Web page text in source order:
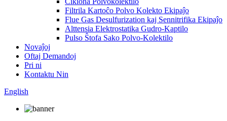
Filtrila Kartoĉo Polvo Kolekto Ekipaĵo
Flue Gas Desulfurization kaj Sennitrifika Ekipaĵo
Alttensia Elektrostatika Gudro-Kaptilo
Pulso Ŝtofa Sako Polvo-Kolektilo
Novaĵoj
Oftaj Demandoj
Pri ni
Kontaktu Nin
English